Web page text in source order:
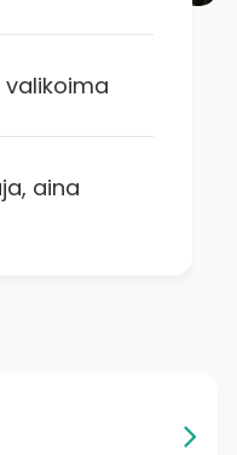
valikoima
aina